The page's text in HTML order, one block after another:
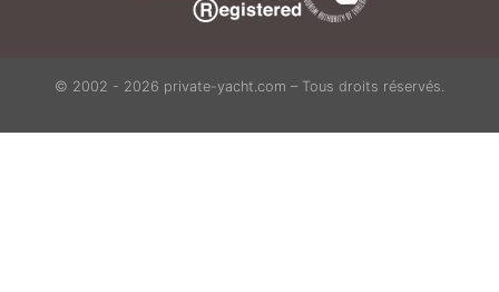
© 2002 - 2026 private-yacht.com – Tous droits réservés.